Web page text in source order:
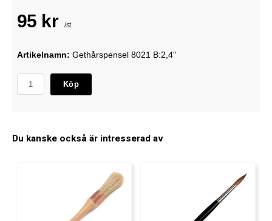
95 kr /st
Artikelnamn: Gethårspensel 8021 B:2,4"
Köp
Du kanske också är intresserad av